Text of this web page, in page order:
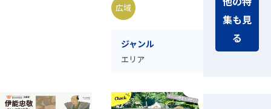
広域
ジャンル
エリア
集も見
る